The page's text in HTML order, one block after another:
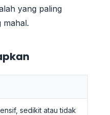
yang paling
sedikit atau tidak